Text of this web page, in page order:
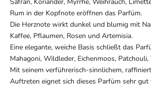
Rum in der Kopfnote eröffnen das Parfüm.
Die Herznote wirkt dunkel und blumig mit
Kaffee, Pflaumen, Rosen und Artemisia.
Eine elegante, weiche Basis schließt das
Mahagoni, Wildleder, Eichenmoos, Patchouli,
Mit seinem verführerisch-sinnlichem,
Auftreten eignet sich dieses Parfüm sehr